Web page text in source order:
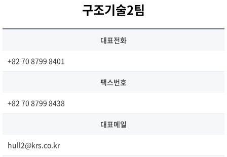
구조기술2팀
대표전화
+82 70 8799 8401
팩스번호
+82 70 8799 8438
대표메일
hull2@krs.co.kr